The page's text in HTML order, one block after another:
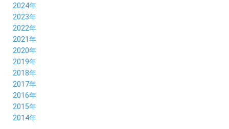
12月 (14)
11月 (17)
10月 (21)
09月 (20)
08月 (20)
07月 (18)
06月 (22)
05月 (21)
04月 (19)
03月 (19)
02月 (19)
01月 (21)
2024年
12月 (19)
11月 (21)
10月 (23)
09月 (23)
08月 (20)
07月 (21)
06月 (22)
05月 (18)
04月 (26)
03月 (23)
02月 (29)
2023年
12月 (19)
11月 (19)
10月 (20)
09月 (22)
08月 (24)
07月 (26)
06月 (25)
05月 (28)
04月 (26)
03月 (30)
2022年
12月 (36)
11月 (16)
10月 (22)
09月 (20)
08月 (18)
07月 (21)
06月 (23)
05月 (25)
04月 (20)
2021年
12月 (18)
11月 (19)
10月 (20)
09月 (24)
08月 (35)
07月 (17)
06月 (25)
05月 (31)
2020年
12月 (19)
11月 (23)
10月 (24)
09月 (29)
08月 (26)
07月 (25)
06月 (21)
2019年
12月 (26)
11月 (21)
10月 (26)
09月 (26)
08月 (31)
07月 (22)
2018年
12月 (22)
11月 (28)
10月 (23)
09月 (27)
08月 (24)
2017年
12月 (20)
11月 (22)
10月 (21)
2016年
12月 (26)
11月 (21)
2015年
12月 (36)
2014年